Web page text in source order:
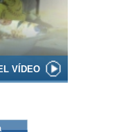
VÍDEO